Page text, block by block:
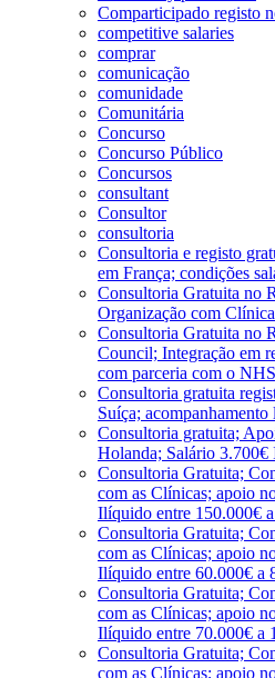
Comparticipado registo
competitive salaries
comprar
comunicação
comunidade
Comunitária
Concurso
Concurso Público
Concursos
consultant
Consultor
consultoria
Consultoria e registo
em França; condições
Consultoria Gratuita no
Organização com
Consultoria Gratuita no
Council; Integração em
com parceria com o
Consultoria gratuita
Suíça;
Consultoria gratuita;
Holanda; Salário 3.700€
Consultoria Gratuita;
com as Clínicas; apoio
Ilíquido entre 150.000€
Consultoria Gratuita;
com as Clínicas; apoio
Ilíquido entre 60.000€ a
Consultoria Gratuita;
com as Clínicas; apoio
Ilíquido entre 70.000€ a
Consultoria Gratuita;
com as Clínicas; apoio